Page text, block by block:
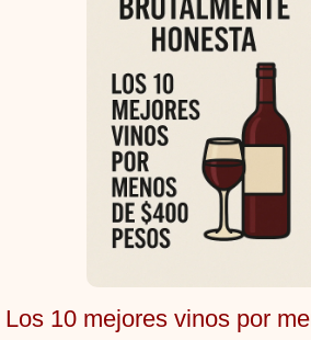
Los 10 mejores vinos por